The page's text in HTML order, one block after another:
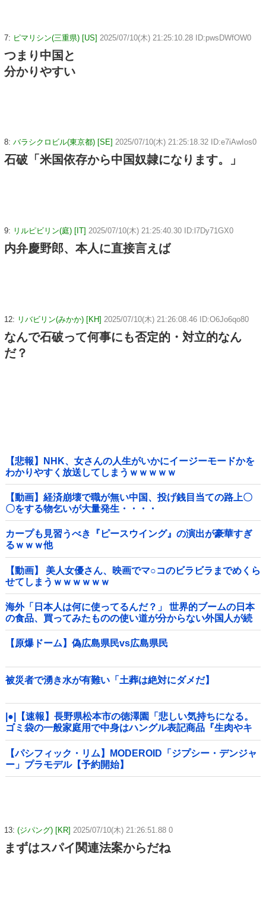
7: ピマリシン(三重県) [US] 2025/07/10(木) 21:25:10.28 ID:pwsDWfOW0
つまり中国と
分かりやすい
8: バラシクロビル(東京都) [SE] 2025/07/10(木) 21:25:18.32 ID:e7iAwIos0
石破「米国依存から中国奴隷になります。」
9: リルピビリン(庭) [IT] 2025/07/10(木) 21:25:40.30 ID:l7Dy71GX0
内弁慶野郎、本人に直接言えば
12: リバビリン(みかか) [KH] 2025/07/10(木) 21:26:08.46 ID:O6Jo6qo80
なんで石破って何事にも否定的・対立的なん
だ？
【悲報】NHK、女さんの人生がいかにイージーモードかを
わかりやすく放送してしまうｗｗｗｗｗ
【動画】経済崩壊で職が無い中国、投げ銭目当ての路上〇
〇をする物乞いが大量発生・・・・
カープも見習うべき『ピースウイング』の演出が豪華すぎ
るｗｗｗ他
【動画】 美人女優さん、映画でマ○コのビラビラまでめくら
せてしまうｗｗｗｗｗｗ
海外「日本人は何に使ってるんだ？」 世界的ブームの日本
の食品、買ってみたものの使い道が分からない外国人が続
出
【原爆ドーム】偽広島県民vs広島県民
被災者で湧き水が有難い「土葬は絶対にダメだ】
|●|【速報】長野県松本市の徳澤園「悲しい気持ちになる。
ゴミ袋の一般家庭用で中身はハングル表記商品『生肉やキ
ムチまで』」
【パシフィック・リム】MODEROID「ジプシー・デンジャ
ー」プラモデル【予約開始】
13: (ジパング) [KR] 2025/07/10(木) 21:26:51.88 0
まずはスパイ関連法案からだね